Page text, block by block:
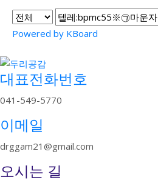
Powered by KBoard
대표전화번호
041-549-5770
이메일
drggam21@gmail.com
오시는 길